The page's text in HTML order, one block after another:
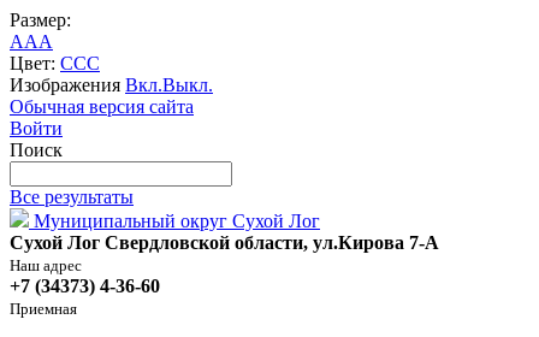
Размер:
AAA
Цвет: CCC
Изображения Вкл.Выкл.
Обычная версия сайта
Войти
Поиск
Все результаты
Муниципальный округ Сухой Лог
Сухой Лог Свердловской области, ул.Кирова 7-А
Наш адрес
+7 (34373) 4-36-60
Приемная